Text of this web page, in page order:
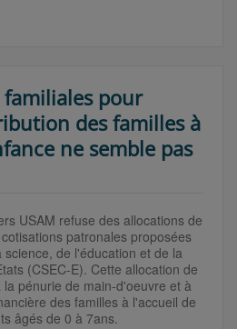
familiales pour
des familles à
ne semble pas
USAM refuse des allocations de
patronales proposées
de l'éducation et de la
(CSEC-E). Cette allocation de
pénurie de main-d'oeuvre et à
des familles à l'accueil de
âgés de 0 à 7ans.